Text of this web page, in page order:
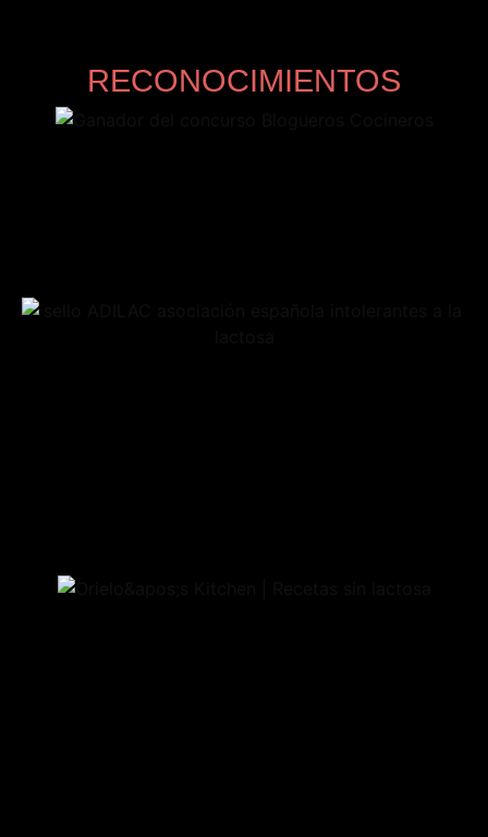
RECONOCIMIENTOS